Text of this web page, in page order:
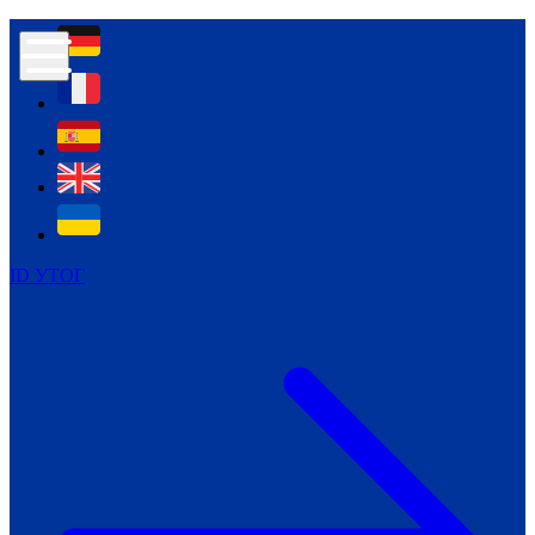
ID УТОГ
Контур психологічної безпеки глухих
Всеукраїнський пісенний
челендж «Україно, ти є!»
Молодіжний челендж «Жестова
мова для мене – це…»
Репортажі спеціальних та
інклюзивних начальних закладів